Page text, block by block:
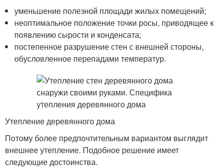
уменьшение полезной площади жилых помещений;
неоптимальное положение точки росы, приводящее к
появлению сырости и конденсата;
постепенное разрушение стен с внешней стороны,
обусловленное перепадами температур.
Утепление деревянного дома
Потому более предпочтительным вариантом выглядит
внешнее утепление. Подобное решение имеет
следующие достоинства.